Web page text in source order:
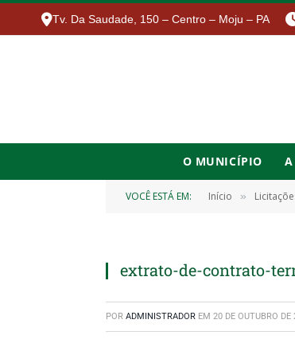
Tv. Da Saudade, 150 – Centro – Moju – PA
O MUNICÍPIO
VOCÊ ESTÁ EM: Início »
extrato-de-contrato-
POR ADMINISTRADOR EM 20 DE OUTUBRO DE